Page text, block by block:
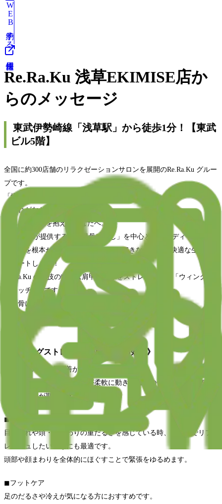
WEB予約する
Re.Ra.Ku 浅草EKIMISE店か
らのメッセージ
東武伊勢崎線「浅草駅」から徒歩1分！【東武
ビル5階】
全国に約300店舗のリラクゼーションサロンを展開のRe.Ra.Ku グルー
プです。
「慢性的な肩の疲れや腰の疲れに悩んでいる…」
「疲れがなかなか取れない…」
そんなお悩みを抱えるあなたへ。
Re.Ra.Ku が提供する「肩甲骨はがし」を中心としたボディケアで、
お疲れを根本からケアし、マッサージ好きなあなたの快適な生活を
サポートします！
Re.Ra.Ku の手技の特徴は肩甲骨周りをストレッチする「ウィングス
トレッチ®︎」です。
肩甲骨には、なんと17種類もの筋肉がついています。
肩甲骨が動きやすくなると…こんなにもメリットが！
《ウィングストレッチで期待できる効果》
◼︎肩や首の疲れの改善が期待できる
首、肩、腰など全身の筋肉が柔軟に動き、血行の促進を促し、辛い
疲れの軽減が期待できます。
◼︎ヘッドスパ
目の疲れや頭・首まわりの重だるさを感じている時、短時間でリフ
レッシュしたいときにも最適です。
頭部や顔まわりを全体的にほぐすことで緊張をゆるめます。
◼︎フットケア
足のだるさや冷えが気になる方におすすめです。